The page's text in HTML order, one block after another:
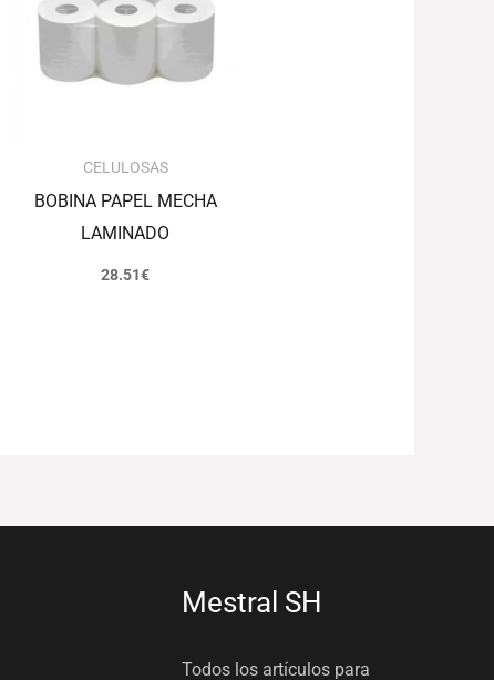
CELULOSAS
BOBINA PAPEL MECHA
LAMINADO
28.51€
Mestral SH
Todos los artículos para